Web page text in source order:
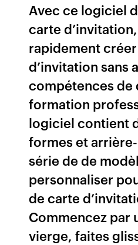
Avec ce logiciel
carte
rapidement
d’invitation sans
compétences de
formation
logiciel contient
formes et
série de de
personnaliser
de carte
Commencez par
vierge, faites